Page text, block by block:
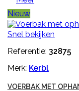
Nieuw
Snel bekijken
Referentie: 32875
Merk: Kerbl
VOERBAK MET